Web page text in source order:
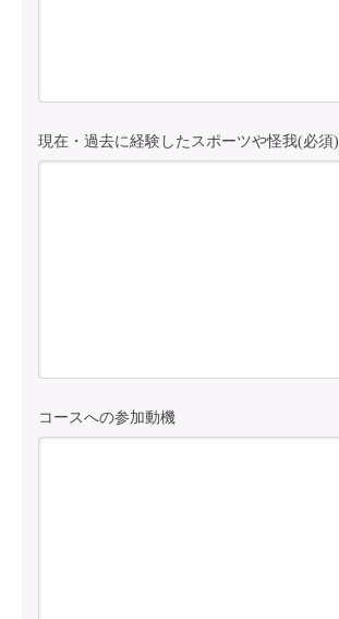
現在・過去に経験したスポーツや怪我(必須)
コースへの参加動機